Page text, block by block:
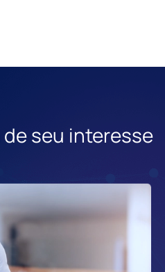
de seu interesse